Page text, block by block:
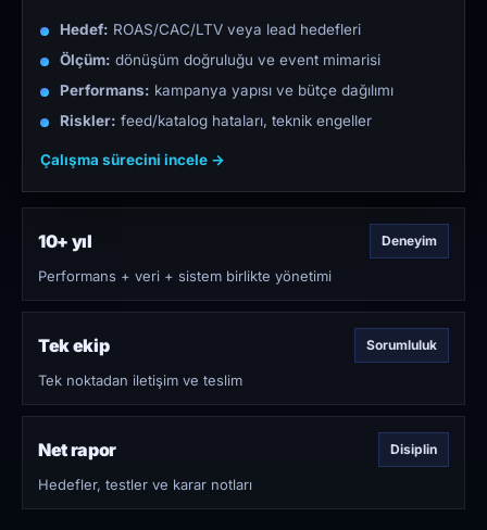
Hedef: ROAS/CAC/LTV veya lead hedefleri
Ölçüm: dönüşüm doğruluğu ve event mimarisi
Performans: kampanya yapısı ve bütçe dağılımı
Riskler: feed/katalog hataları, teknik engeller
Çalışma sürecini incele →
10+ yıl Deneyim
Performans + veri + sistem birlikte yönetimi
Tek ekip Sorumluluk
Tek noktadan iletişim ve teslim
Net rapor Disiplin
Hedefler, testler ve karar notları